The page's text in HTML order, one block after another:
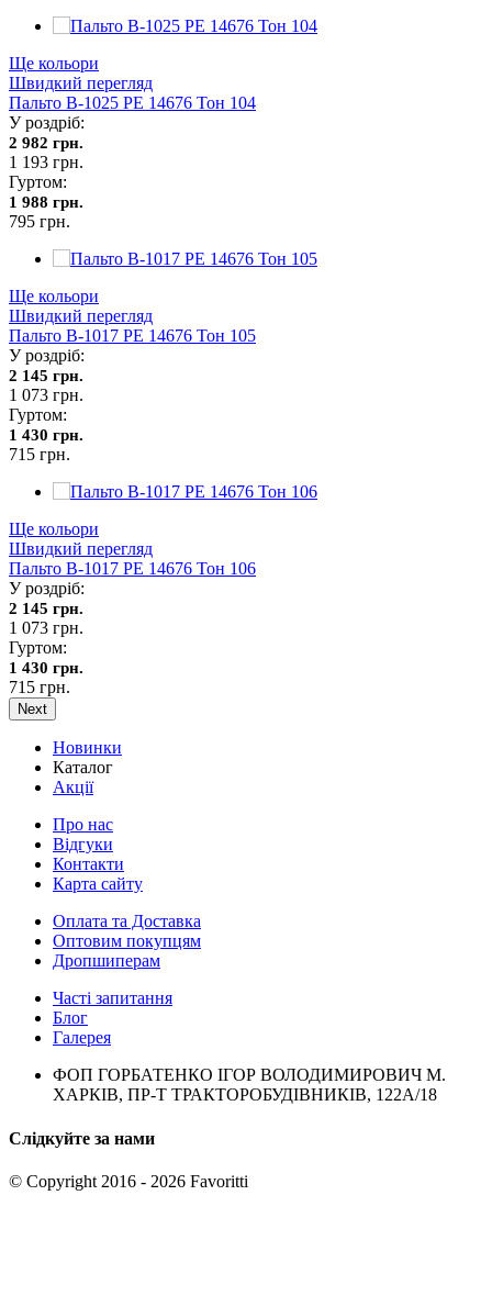
Ще кольори
Швидкий перегляд
Пальто В-1025 PE 14676 Тон 104
У роздріб:
2 982 грн.
1 193 грн.
Гуртом:
1 988 грн.
795 грн.
Ще кольори
Швидкий перегляд
Пальто В-1017 PE 14676 Тон 105
У роздріб:
2 145 грн.
1 073 грн.
Гуртом:
1 430 грн.
715 грн.
Ще кольори
Швидкий перегляд
Пальто В-1017 PE 14676 Тон 106
У роздріб:
2 145 грн.
1 073 грн.
Гуртом:
1 430 грн.
715 грн.
Next
Новинки
Каталог
Акції
Про нас
Відгуки
Контакти
Карта сайту
Оплата та Доставка
Оптовим покупцям
Дропшиперам
Часті запитання
Блог
Галерея
ФОП ГОРБАТЕНКО ІГОР ВОЛОДИМИРОВИЧ М.
ХАРКІВ, ПР-Т ТРАКТОРОБУДІВНИКІВ, 122А/18
Слідкуйте за нами
© Copyright 2016 - 2026 Favoritti